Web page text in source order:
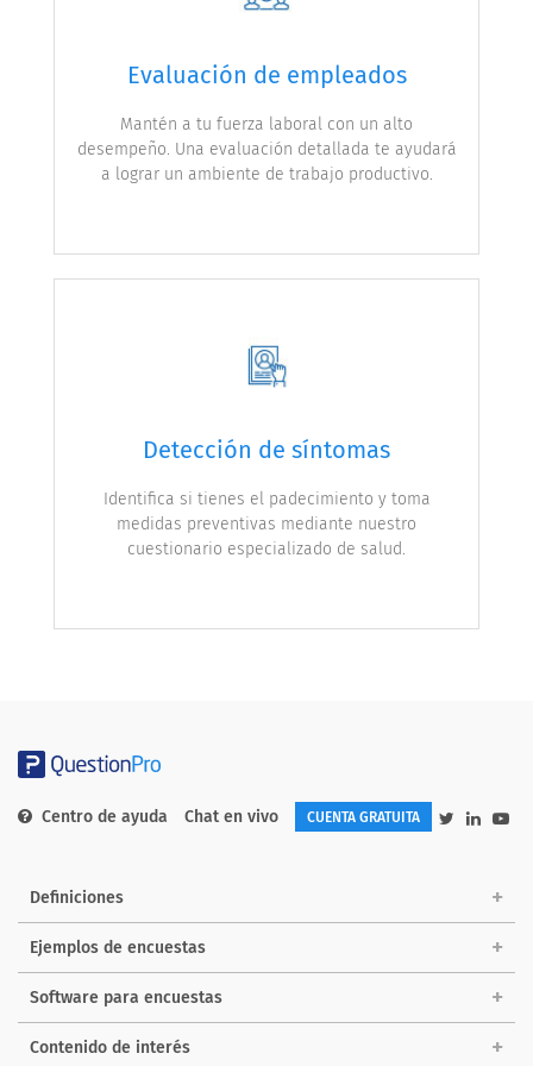
Evaluación de empleados
Mantén a tu fuerza laboral con un alto
desempeño. Una evaluación detallada te ayudará
a lograr un ambiente de trabajo productivo.
Detección de síntomas
Identifica si tienes el padecimiento y toma
medidas preventivas mediante nuestro
cuestionario especializado de salud.
Centro de ayuda Chat en vivo CUENTA GRATUITA
Definiciones
Ejemplos de encuestas
Software para encuestas
Contenido de interés